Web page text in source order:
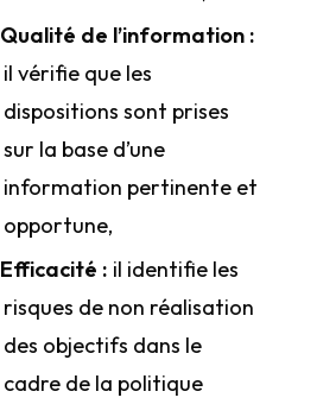
Qualité de l’information :
il vérifie que les
dispositions sont prises
sur la base d’une
information pertinente et
opportune,
Efficacité : il identifie les
risques de non réalisation
des objectifs dans le
cadre de la politique